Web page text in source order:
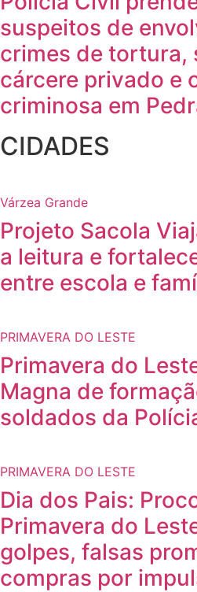
suspeitos de
crimes de tortura,
cárcere privado e
criminosa em
CIDADES
Várzea Grande
Projeto Sacola
a leitura e
entre escola e
PRIMAVERA DO LESTE
Primavera do
Magna de
soldados da
PRIMAVERA DO LESTE
Dia dos Pais:
Primavera do
golpes, falsas
compras por